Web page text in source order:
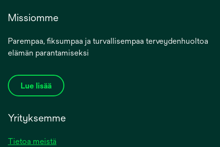
Missiomme
Parempaa, fiksumpaa ja turvallisempaa terveydenhuoltoa
elämän parantamiseksi
Lue lisää
Yrityksemme
Tietoa meistä